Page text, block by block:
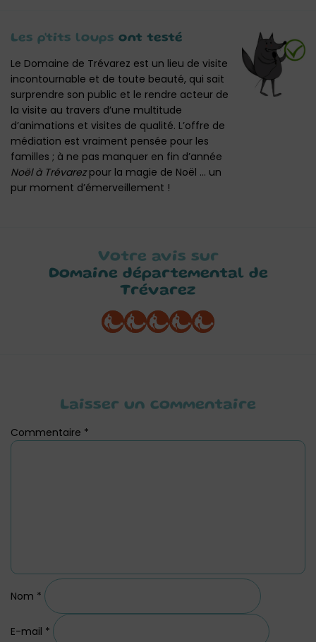
Les p'tits loups ont testé
Le Domaine de Trévarez est un lieu de visite
incontournable et de toute beauté, qui sait
surprendre son public et le rendre acteur de
la visite au travers d’une multitude
d’animations et visites de qualité. L’offre de
médiation est vraiment pensée pour les
familles ; à ne pas manquer en fin d’année
Noël à Trévarezpour la magie de Noël … un
pur moment d’émerveillement !
Votre avis sur
Domaine départemental de
Trévarez
Laisser un commentaire
Commentaire *
Nom *
E-mail *